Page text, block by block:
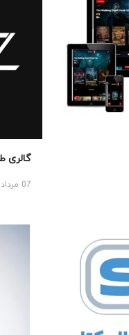
گالری طلا
07 مرداد 1405